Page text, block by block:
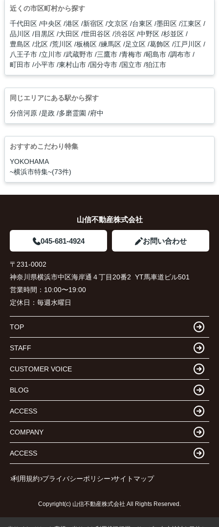
近くの市区町村から探す
千代田区 中央区 港区 新宿区 文京区 台東区 墨田区 江東区
品川区 目黒区 大田区 世田谷区 渋谷区 中野区 杉並区
豊島区 北区 荒川区 板橋区 練馬区 足立区 葛飾区 江戸川区
八王子市 立川市 武蔵野市 三鷹市 青梅市 昭島市 調布市
町田市 小平市 東村山市 国分寺市 国立市 狛江市
同じエリアにある駅から探す
分倍河原 是政 多磨霊園 府中
おすすめこだわり特集
YOKOHAMA
~横浜市特集~(73件)
山信不動産株式会社
045-681-4924 お問い合わせ
〒231-0002
神奈川県横浜市中区海岸通４丁目20番2 YT馬車道ビル501
営業時間： 10:00〜19:00
定休日： 毎週水曜日
TOP
STAFF
CUSTOMER VOICE
BLOG
ACCESS
COMPANY
ACCESS
利用規約 プライバシーポリシー サイトマップ
Copyright(c) 山信不動産株式会社 All Rights Reserved.